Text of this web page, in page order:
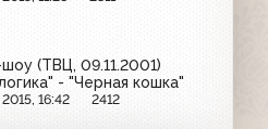
(ТВЦ, 09.11.2001)
- "Черная кошка"
16:42 2412